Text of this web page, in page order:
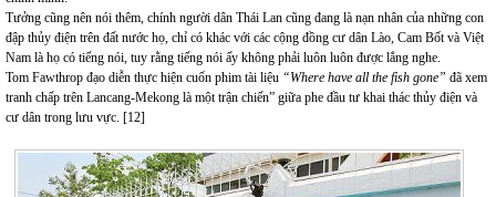
Tưởng cũng nên nói thêm, chính người dân Thái Lan cũng đang là nạn nhân của những con
đập thủy điện trên đất nước họ, chỉ có khác với các cộng đồng cư dân Lào, Cam Bốt và Việt
Nam là họ có tiếng nói, tuy rằng tiếng nói ấy không phải luôn luôn được lắng nghe.
Tom Fawthrop đạo diễn thực hiện cuốn phim tài liệu “Where have all the fish gone” đã xem
tranh chấp trên Lancang-Mekong là một trận chiến” giữa phe đầu tư khai thác thủy điện và
cư dân trong lưu vực. [12]